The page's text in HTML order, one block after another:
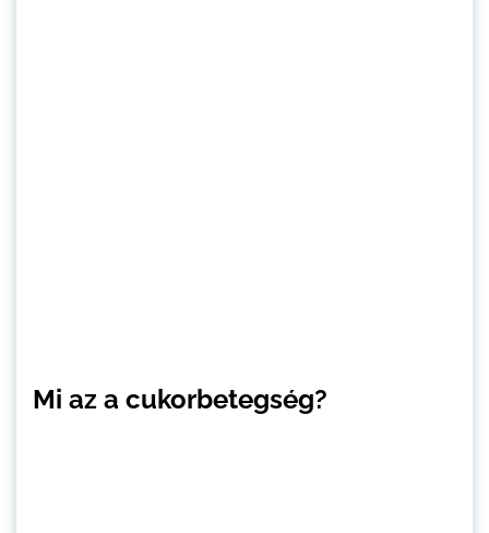
Mi az a cukorbetegség?